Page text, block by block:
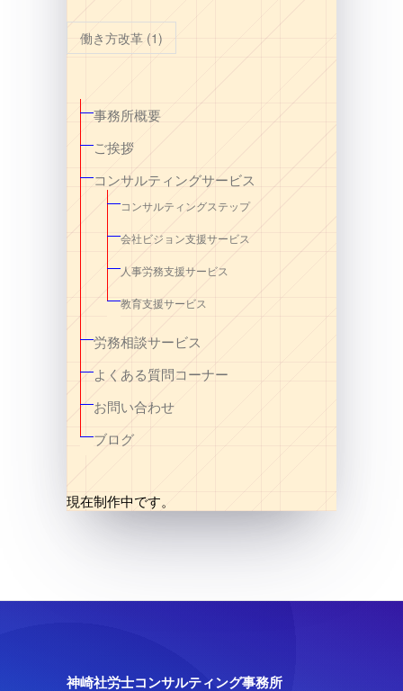
働き方改革 (1)
事務所概要
ご挨拶
コンサルティングサービス
コンサルティングステップ
会社ビジョン支援サービス
人事労務支援サービス
教育支援サービス
労務相談サービス
よくある質問コーナー
お問い合わせ
ブログ
現在制作中です。
神崎社労士コンサルティング事務所